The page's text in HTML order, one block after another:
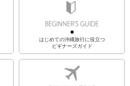
はじめての沖縄旅行に役立つ
ビギナーズガイド